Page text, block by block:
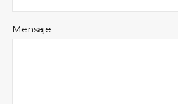
Mensaje